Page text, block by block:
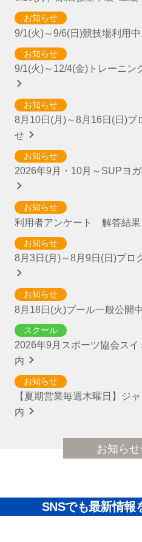
お知らせ
9/1(火)～9/6(日)競技場利用
お知らせ
9/1(火)～12/4(金)トレーニン
お知らせ
8月10日(月)～8月16日(日)プ
せ
お知らせ
2026年9月・10月～SUPヨ
お知らせ
利用者アンケート 解答結
お知らせ
8月3日(月)～8月9日(日)プロ
お知らせ
8月18日(火)プール一般公開
スクール
2026年9月スポーツ協会ス
内
お知らせ
【夏期営業毎週木曜日】ジ
内
お知ら
SNSでも最新情報